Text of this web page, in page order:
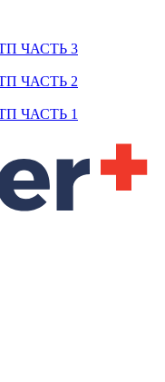
ЧАСТЬ 3
ЧАСТЬ 2
ЧАСТЬ 1